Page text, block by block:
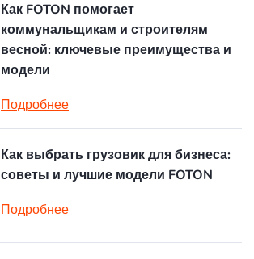
Как FOTON помогает
коммунальщикам и строителям
весной: ключевые преимущества и
модели
Подробнее
Как выбрать грузовик для бизнеса:
советы и лучшие модели FOTON
Подробнее